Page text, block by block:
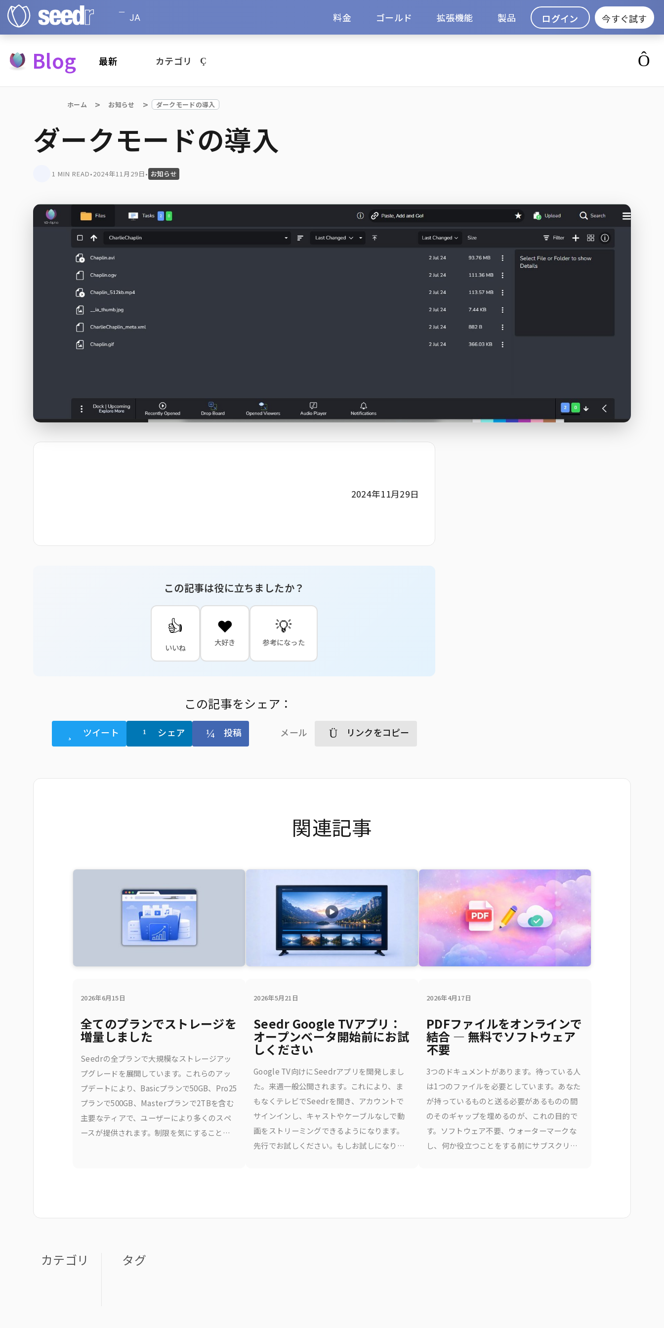
JA 料金 ゴールド 拡張機能 製品 ログイン 今すぐ試す
Blog 最新 カテゴリ
ホーム お知らせ ダークモードの導入
ダークモードの導入
1 MIN READ•2024年11月29日• お知らせ
2024年11月29日
この記事は役に立ちましたか？
👍
いいね
❤️
大好き
💡
参考になった
この記事をシェア：
ツイート シェア 投稿 メール リンクをコピー
関連記事
2026年6月15日
全てのプランでストレージを
増量しました
Seedrの全プランで大規模なストレージアッ
プグレードを展開しています。これらのアッ
プデートにより、Basicプランで50GB、Pro25
プランで500GB、Masterプランで2TBを含む
主要なティアで、ユーザーにより多くのスペ
ースが提供されます。制限を気にすることな
2026年5月21日
Seedr Google TVアプリ：
オープンベータ開始前にお試
しください
Google TV向けにSeedrアプリを開発しまし
た。来週一般公開されます。これにより、ま
もなくテレビでSeedrを開き、アカウントで
サインインし、キャストやケーブルなしで動
画をストリーミングできるようになります。
先行でお試しください。もしお試しになりた
2026年4月17日
PDFファイルをオンラインで
結合 — 無料でソフトウェア
不要
3つのドキュメントがあります。待っている人
は1つのファイルを必要としています。あなた
が持っているものと送る必要があるものの間
のそのギャップを埋めるのが、これの目的で
す。ソフトウェア不要、ウォーターマークな
し、何か役立つことをする前にサブスクリプ
カテゴリ タグ